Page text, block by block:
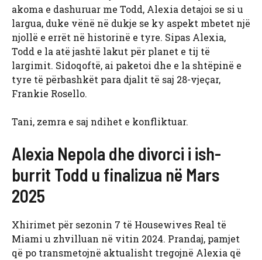
akoma e dashuruar me Todd, Alexia detajoi se si u
largua, duke vënë në dukje se ky aspekt mbetet një
njollë e errët në historinë e tyre. Sipas Alexia,
Todd e la atë jashtë lakut për planet e tij të
largimit. Sidoqoftë, ai paketoi dhe e la shtëpinë e
tyre të përbashkët para djalit të saj 28-vjeçar,
Frankie Rosello.
Tani, zemra e saj ndihet e konfliktuar.
Alexia Nepola dhe divorci i ish-
burrit Todd u finalizua në Mars
2025
Xhirimet për sezonin 7 të Housewives Real të
Miami u zhvilluan në vitin 2024. Prandaj, pamjet
që po transmetojnë aktualisht tregojnë Alexia që